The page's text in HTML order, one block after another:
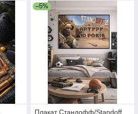
–5%
Плакат Стандофф/Standoff